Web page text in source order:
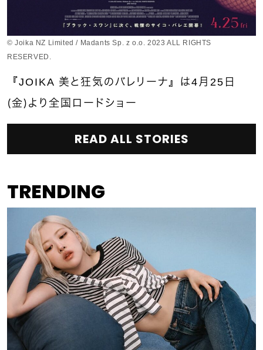
© Joika NZ Limited / Madants Sp. z o.o. 2023 ALL RIGHTS
RESERVED.
『JOIKA 美と狂気のバレリーナ』は4月25日
（金）より全国ロードショー
READ ALL STORIES
TRENDING